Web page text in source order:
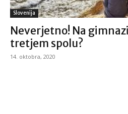
Slovenija
Neverjetno! Na
tretjem spolu?
14. oktobra, 2020